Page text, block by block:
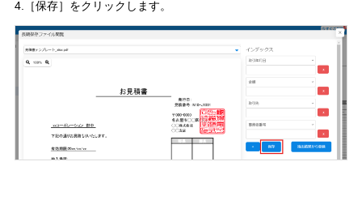
4.［保存］をクリックします。